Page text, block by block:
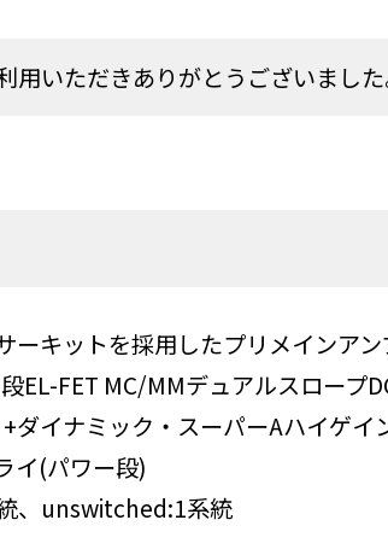
用いただきありがとうございました
キットを採用したプリメインアン
EL-FET MC/MMデュアルスロープ
ダイナミック・スーパーAハイゲイ
イ(パワー段)
、unswitched:1系統